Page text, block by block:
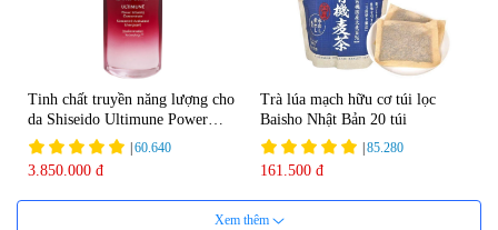
Tinh chất truyền năng lượng cho
da Shiseido Ultimune Power
75ml
|60.640
3.850.000 đ
Trà lúa mạch hữu cơ túi lọc
Baisho Nhật Bản 20 túi
|85.280
161.500 đ
Xem thêm